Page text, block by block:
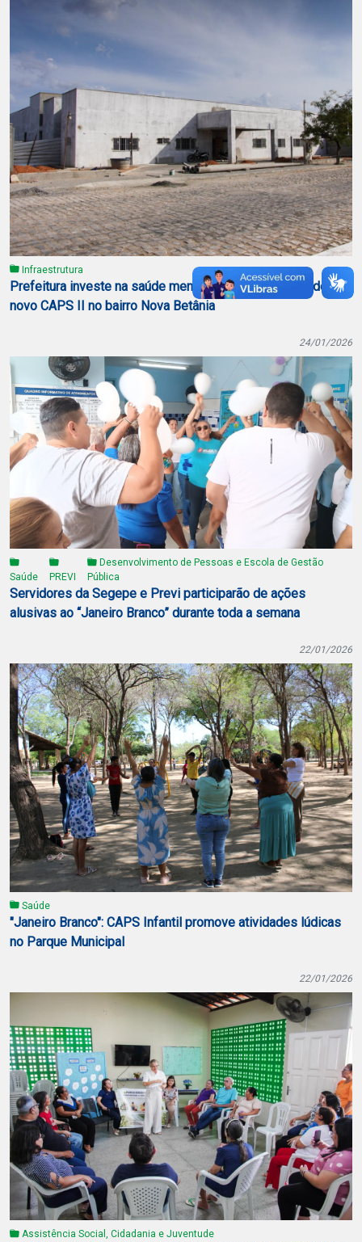
Infraestrutura
Prefeitura investe na saúde mental com a construção do
novo CAPS II no bairro Nova Betânia
24/01/2026
Saúde PREVI
Desenvolvimento de Pessoas e Escola de Gestão
Pública
Servidores da Segepe e Previ participarão de ações
alusivas ao “Janeiro Branco” durante toda a semana
22/01/2026
Saúde
"Janeiro Branco": CAPS Infantil promove atividades lúdicas
no Parque Municipal
22/01/2026
Assistência Social, Cidadania e Juventude